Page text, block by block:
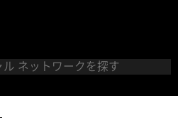
ネットワークを探す